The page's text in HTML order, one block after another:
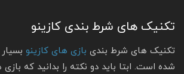
تکنیک های شرط بندی کازینو
تکنیک های شرط بندی بازی های کازینو
شده است. ابتا باید دو نکته را بدانید که